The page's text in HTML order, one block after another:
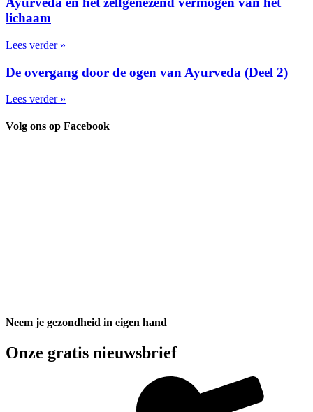
lichaam
Lees verder »
De overgang door de ogen van Ayurveda (Deel 2)
Lees verder »
Volg ons op Facebook
Neem je gezondheid in eigen hand
Onze gratis nieuwsbrief